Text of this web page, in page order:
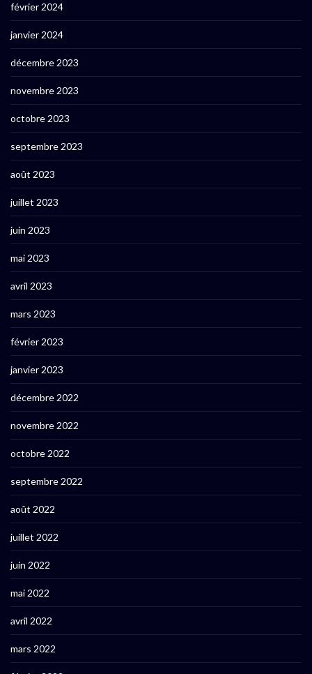
février 2024
janvier 2024
décembre 2023
novembre 2023
octobre 2023
septembre 2023
août 2023
juillet 2023
juin 2023
mai 2023
avril 2023
mars 2023
février 2023
janvier 2023
décembre 2022
novembre 2022
octobre 2022
septembre 2022
août 2022
juillet 2022
juin 2022
mai 2022
avril 2022
mars 2022